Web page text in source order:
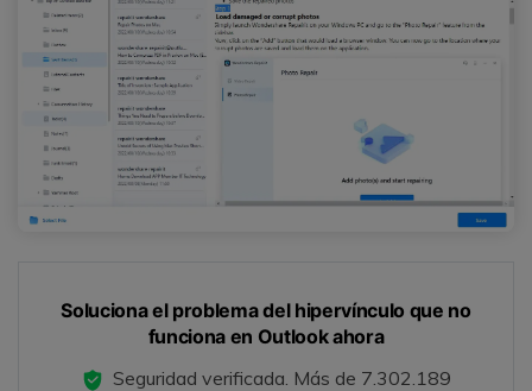
Soluciona el problema del hipervínculo que no
funciona en Outlook ahora
Seguridad verificada. Más de 7.302.189